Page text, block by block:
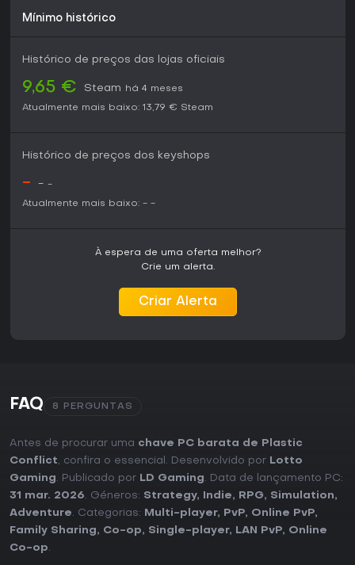
mecânica de troca de perspectiva e interações ambientais.
a participação em primeira pessoa. Com foco em
entusiastas de estratégia em busca de imersão sem
complexidade excessiva.
Mínimo histórico
Histórico de preços das lojas oficiais
9,65 € Steam
há 4 meses
Atualmente mais baixo: 13,79 € Steam
Histórico de preços dos keyshops
- - -
Atualmente mais baixo: - -
À espera de uma oferta melhor?
Crie um alerta.
Criar Alerta
FAQ 8 PERGUNTAS
Antes de procurar uma chave PC barata de Plastic
Conflict, confira o essencial. Desenvolvido por Lotto
Gaming. Publicado por LD Gaming. Data de lançamento PC:
31 mar. 2026. Géneros: Strategy, Indie, RPG, Simulation,
Adventure. Categorias: Multi-player, PvP, Online PvP,
Family Sharing, Co-op, Single-player, LAN PvP, Online
Co-op.